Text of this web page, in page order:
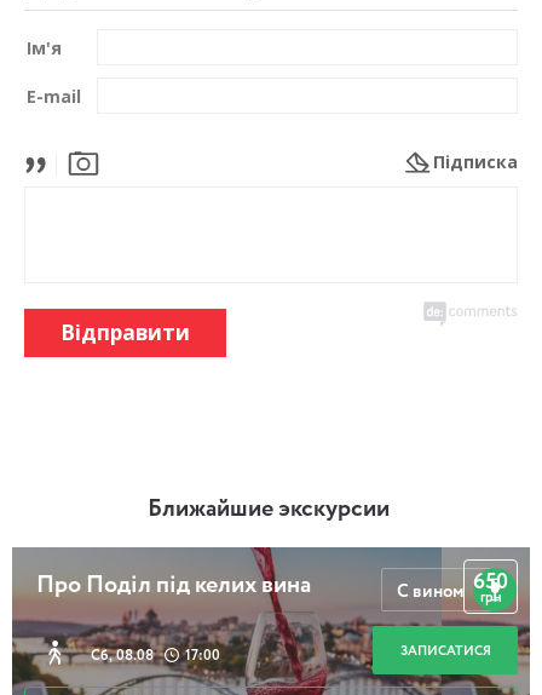
Ім'я
E-mail
Підписка
Відправити
Ближайшие экскурсии
Про Поділ під келих вина
Сб, 08.08 17:00
650
грн
ЗАПИСАТИСЯ
С вином